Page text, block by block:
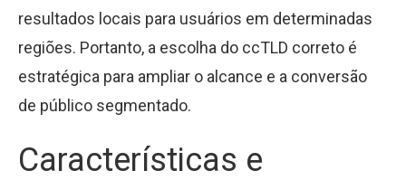
resultados locais para usuários em determinadas
regiões. Portanto, a escolha do ccTLD correto é
estratégica para ampliar o alcance e a conversão
de público segmentado.
Características e